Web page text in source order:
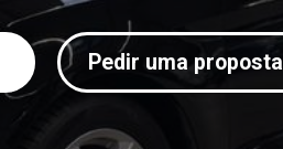
Pedir uma proposta